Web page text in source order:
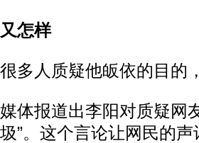
怎样
人质疑他皈依的目的
报道出李阳对质疑网
”。这个言论让网民的